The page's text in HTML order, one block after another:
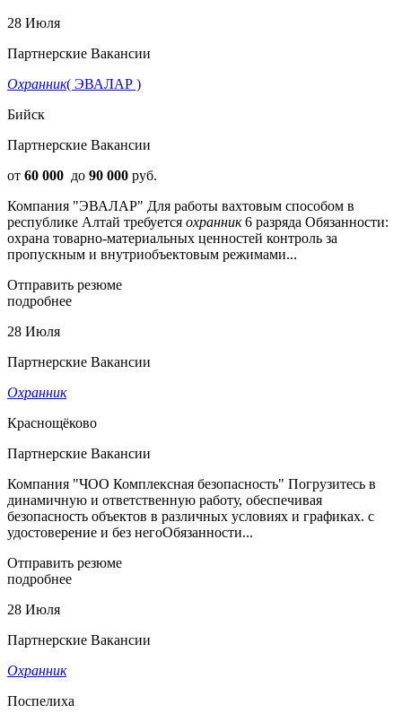
28 Июля
Партнерские Вакансии
Охранник( ЭВАЛАР )
Бийск
Партнерские Вакансии
от 60 000 до 90 000 руб.
Компания "ЭВАЛАР" Для работы вахтовым способом в
республике Алтай требуется охранник6 разряда Обязанности:
охрана товарно-материальных ценностей контроль за
пропускным и внутриобъектовым режимами...
Отправить резюме
подробнее
28 Июля
Партнерские Вакансии
Охранник
Краснощёково
Партнерские Вакансии
Компания "ЧОО Комплексная безопасность" Погрузитесь в
динамичную и ответственную работу, обеспечивая
безопасность объектов в различных условиях и графиках. с
удостоверение и без негоОбязанности...
Отправить резюме
подробнее
28 Июля
Партнерские Вакансии
Охранник
Поспелиха